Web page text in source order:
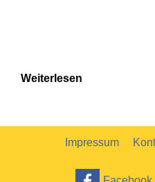
Weiterlesen
Impressum